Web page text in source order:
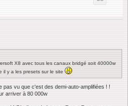
X8 avec tous les canaux bridgé soit 40000w
il y a les presets sur le site
pas vu que c'est des demi-auto-amplifiées ! !
arriver à 80 000w